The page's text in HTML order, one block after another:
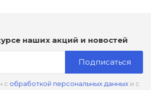
наших акций и новостей
Подписаться
с обработкой персональных данныхи с